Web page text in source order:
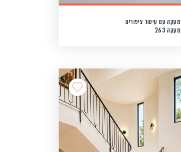
מעקה עם עיטור ציפורים
מעקה 263